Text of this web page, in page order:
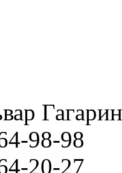
98-98
20-27